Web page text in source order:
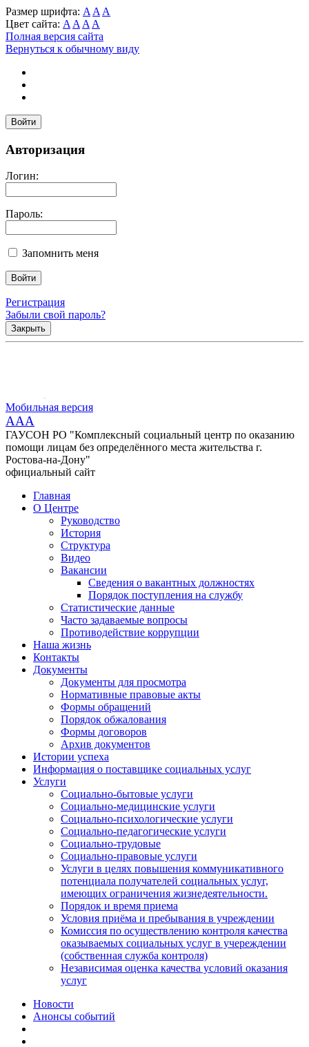
Размер шрифта: A A A
Цвет сайта: A A A A
Полная версия сайта
Вернуться к обычному виду
Войти
Авторизация
Логин:
Пароль:
Запомнить меня
Регистрация
Забыли свой пароль?
Закрыть
Мобильная версия
AAA
ГАУСОН РО "Комплексный социальный центр по оказанию
помощи лицам без определённого места жительства г.
Ростова-на-Дону"
официальный сайт
Главная
О Центре
Руководство
История
Структура
Видео
Вакансии
Сведения о вакантных должностях
Порядок поступления на службу
Статистические данные
Часто задаваемые вопросы
Противодействие коррупции
Наша жизнь
Контакты
Документы
Документы для просмотра
Нормативные правовые акты
Формы обращений
Порядок обжалования
Формы договоров
Архив документов
Истории успеха
Информация о поставщике социальных услуг
Услуги
Социально-бытовые услуги
Социально-медицинские услуги
Социально-психологические услуги
Социально-педагогические услуги
Социально-трудовые
Социально-правовые услуги
Услуги в целях повышения коммуникативного
потенциала получателей социальных услуг,
имеющих ограничения жизнедеятельности.
Порядок и время приема
Условия приёма и пребывания в учреждении
Комиссия по осуществлению контроля качества
оказываемых социальных услуг в учереждении
(собственная служба контроля)
Независимая оценка качества условий оказания
услуг
Новости
Анонсы событий